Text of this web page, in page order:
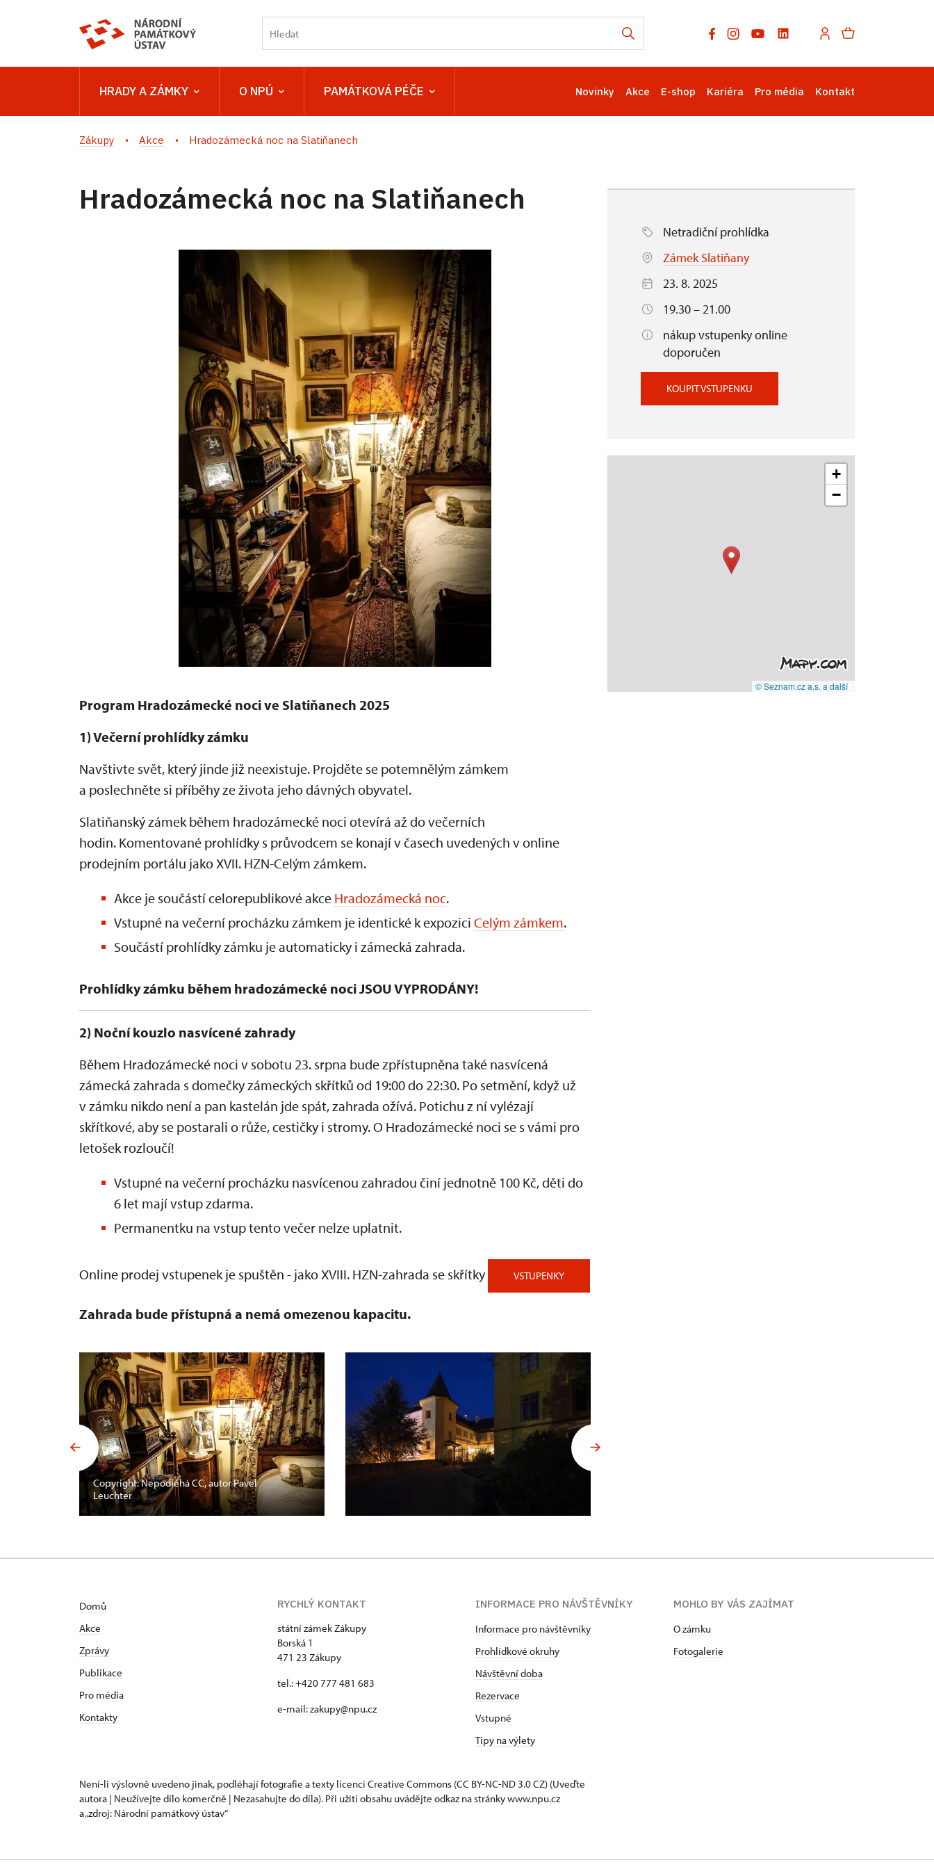
HRADY A ZÁMKY O NPÚ PAMÁTKOVÁ PÉČE Novinky Akce E-shop Kariéra Pro média Kontakt
Zákupy Akce Hradozámecká noc na Slatiňanech
Hradozámecká noc na Slatiňanech
Program Hradozámecké noci ve Slatiňanech 2025
1) Večerní prohlídky zámku
Navštivte svět, který jinde již neexistuje. Projděte se potemnělým zámkem
a poslechněte si příběhy ze života jeho dávných obyvatel.
Slatiňanský zámek během hradozámecké noci otevírá až do večerních
hodin. Komentované prohlídky s průvodcem se konají v časech uvedených v online
prodejním portálu jako XVII. HZN-Celým zámkem.
Akce je součástí celorepublikové akce Hradozámecká noc.
Vstupné na večerní procházku zámkem je identické k expozici Celým zámkem.
Součástí prohlídky zámku je automaticky i zámecká zahrada.
Prohlídky zámku během hradozámecké noci JSOU VYPRODÁNY!
2) Noční kouzlo nasvícené zahrady
Během Hradozámecké noci v sobotu 23. srpna bude zpřístupněna také nasvícená
zámecká zahrada s domečky zámeckých skřítků od 19:00 do 22:30. Po setmění, když už
v zámku nikdo není a pan kastelán jde spát, zahrada ožívá. Potichu z ní vylézají
skřítkové, aby se postarali o růže, cestičky i stromy. O Hradozámecké noci se s vámi pro
letošek rozloučí!
Vstupné na večerní procházku nasvícenou zahradou činí jednotně 100 Kč, děti do
6 let mají vstup zdarma.
Permanentku na vstup tento večer nelze uplatnit.
Online prodej vstupenek je spuštěn - jako XVIII. HZN-zahrada se skřítky VSTUPENKY
Zahrada bude přístupná a nemá omezenou kapacitu.
Copyright: Nepodléhá CC, autor Pavel
Leuchter
Netradiční prohlídka
Zámek Slatiňany
23. 8. 2025
19.30 – 21.00
nákup vstupenky online
doporučen
KOUPIT VSTUPENKU
+
−
© Seznam.cz a.s. a další
Domů
Akce
Zprávy
Publikace
Pro média
Kontakty
RYCHLÝ KONTAKT
státní zámek Zákupy
Borská 1
471 23 Zákupy
tel.: +420 777 481 683
e-mail: zakupy@npu.cz
INFORMACE PRO NÁVŠTĚVNÍKY
Informace pro návštěvníky
Prohlídkové okruhy
Návštěvní doba
Rezervace
Vstupné
Tipy na výlety
MOHLO BY VÁS ZAJÍMAT
O zámku
Fotogalerie
Není-li výslovně uvedeno jinak, podléhají fotografie a texty licenci Creative Commons (CC BY-NC-ND 3.0 CZ) (Uveďte
autora | Neužívejte dílo komerčně | Nezasahujte do díla). Při užití obsahu uvádějte odkaz na stránky www.npu.cz
a „zdroj: Národní památkový ústav“